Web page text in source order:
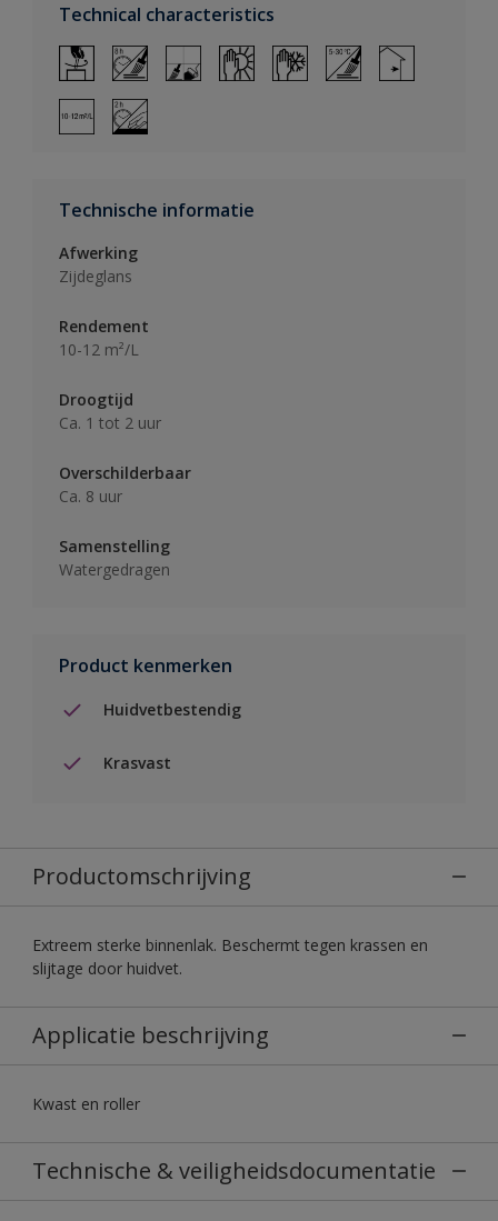
Technical characteristics
Technische informatie
Afwerking
Zijdeglans
Rendement
10-12 m²/L
Droogtijd
Ca. 1 tot 2 uur
Overschilderbaar
Ca. 8 uur
Samenstelling
Watergedragen
Product kenmerken
Huidvetbestendig
Krasvast
Productomschrijving
Extreem sterke binnenlak. Beschermt tegen krassen en
slijtage door huidvet.
Applicatie beschrijving
Kwast en roller
Technische & veiligheidsdocumentatie